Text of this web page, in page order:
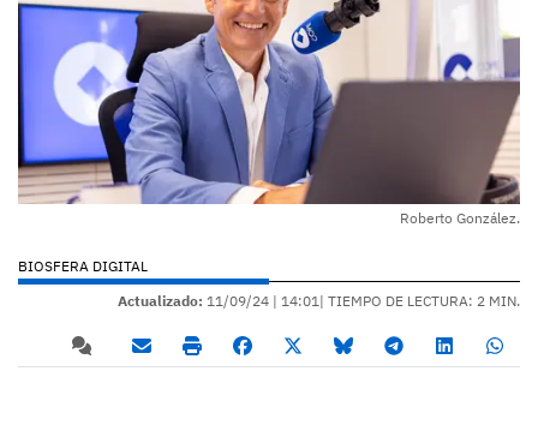
Roberto González.
BIOSFERA DIGITAL
Actualizado: 11/09/24 | 14:01| TIEMPO DE LECTURA: 2 MIN.